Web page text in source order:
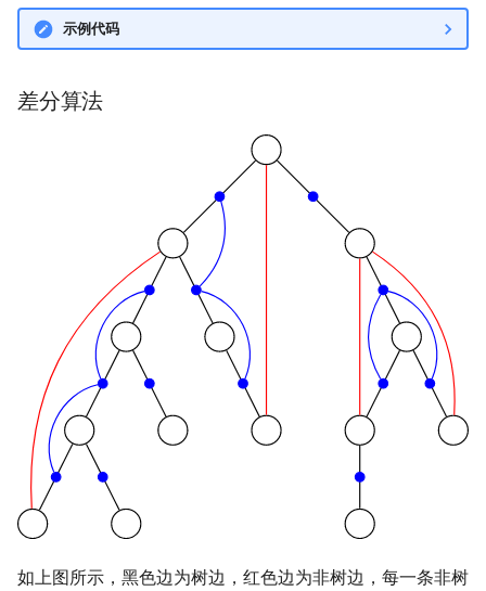
示例代码
差分算法
如上图所示，黑色边为树边，红色边为非树边，每一条非树